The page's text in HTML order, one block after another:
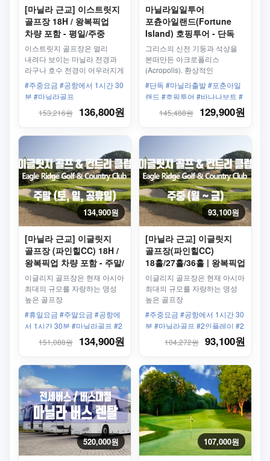
[마닐라 근교] 이스트릿지
골프장 18H / 왕복픽업
차량 포함 - 평일/주중
이스트릿지 골프장은 멀리
내려다 보이는 마닐라 전경과
라구나 호수 전경이 어우러지게
설계되어 있어 전망이 아주
아름다운 골프장
#주중요금 #공항에서 1시간 30
분 #마닐라골프
153,216원
136,800원
마닐라일일투어
포츈아일랜드(Fortune
Island) 호핑투어 - 단독
투어 (바나나 보트 포함)
그리스의 신전 기둥과 석상을
본떠만든 아크로폴리스
(Acropolis). 환상적인
포츈아일랜드로 초대 합니다.
#단독 #마닐라출발 #포춘아일
랜드 #호핑투어 #바나나보트 #
스노클링 #스쿠버다이빙 #중식
145,488원 129,900원
134,900원
[마닐라 근교] 이글릿지
골프장 (파인힐CC) 18H /
왕복픽업 차량 포함 - 주말/
휴일
이글리지 골프장은 현재 아시아
최대의 규모를 자랑하는 명성
높은 골프장
#휴일요금 #주말요금 #공항에
서 1시간 30분 #마닐라골프 #2
인플레이 #2인라운딩
151,088원 134,900원
93,100원
[마닐라 근교] 이글릿지
골프장(파인힐CC)
18홀/27홀/36홀 | 왕복픽업
차량 포함 - 평일
이글리지 골프장은 현재 아시아
최대의 규모를 자랑하는 명성
높은 골프장
#주중요금 #공항에서 1시간 30
분 #마닐라골프 #2인플레이 #2
104,272원 93,100원
520,000원 107,000원